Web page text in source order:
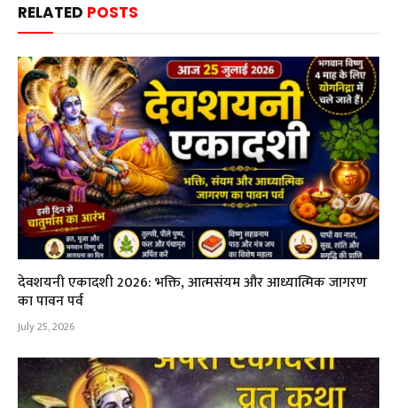
RELATED POSTS
देवशयनी एकादशी 2026: भक्ति, आत्मसंयम और आध्यात्मिक जागरण
का पावन पर्व
July 25, 2026